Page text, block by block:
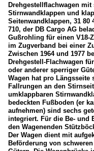
Drehgestellflachwagen mit
Stirnwandklappen und
Seitenwandklappen, 31 80
710, der DB Cargo AG
Gußrohling für einen V18-
im Zugverband bei einer
Zwischen 1964 und 1977
Drehgestell-Flachwagen
oder anderer sperriger
Wagen hat pro Längsseite
Fallrungen an den
umklappbaren
bedeckten Fußboden (er
aufnehmen) sind sechs
integriert. Für die Be- und
den Wagenenden
Der Wagen dient mit
Beförderung von